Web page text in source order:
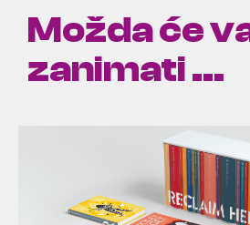
Možda će
zanimati ...